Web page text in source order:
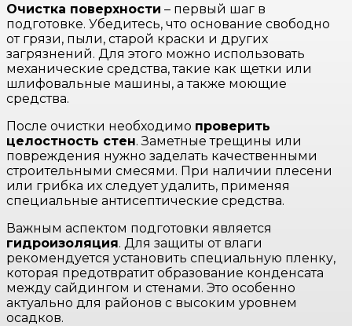
Очистка поверхности – первый шаг в
подготовке. Убедитесь, что основание свободно
от грязи, пыли, старой краски и других
загрязнений. Для этого можно использовать
механические средства, такие как щетки или
шлифовальные машины, а также моющие
средства.
После очистки необходимо проверить
целостность стен. Заметные трещины или
повреждения нужно заделать качественными
строительными смесями. При наличии плесени
или грибка их следует удалить, применяя
специальные антисептические средства.
Важным аспектом подготовки является
гидроизоляция. Для защиты от влаги
рекомендуется установить специальную пленку,
которая предотвратит образование конденсата
между сайдингом и стенами. Это особенно
актуально для районов с высоким уровнем
осадков.